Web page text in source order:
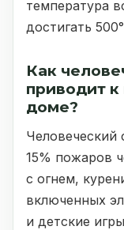
температура
достигать
Как
приводит
доме?
Человеческий
15% пожаров
с огнем,
включенных
и детские